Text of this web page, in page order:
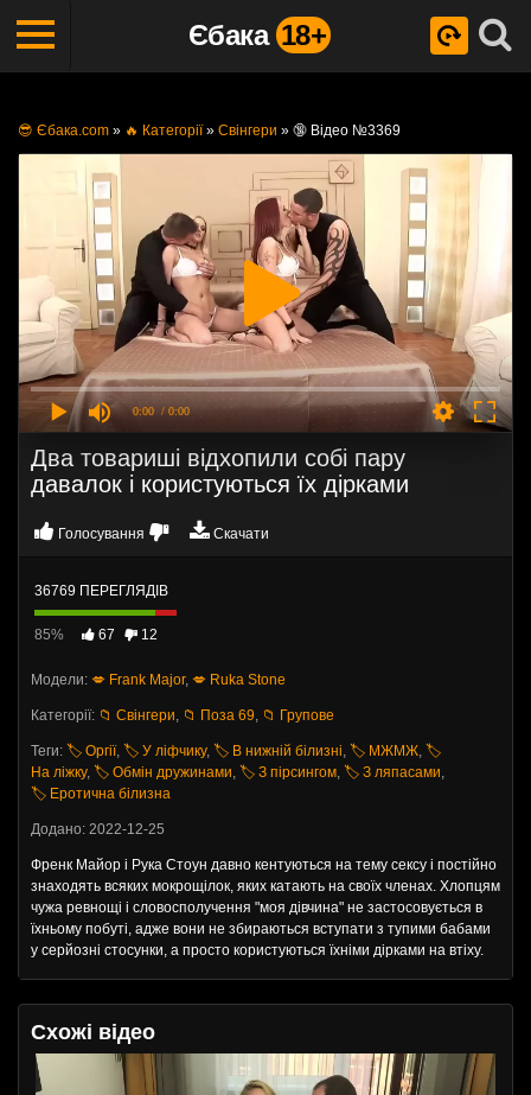
Єбака 18+
😎 Єбака.com » 🔥 Категорії» Свінгери » 🔞 Відео №3369
0:00 / 0:00
Два товариші відхопили собі пару
давалок і користуються їх дірками
Голосування Скачати
36769 ПЕРЕГЛЯДІВ
85% 67 12
Модели: 💋 Frank Major, 💋 Ruka Stone
Категорії: 📁 Свінгери, 📁 Поза 69, 📁 Групове
Теги: 🏷️ Оргії, 🏷️ У ліфчику, 🏷️ В нижній білизні, 🏷️ МЖМЖ, 🏷️
На ліжку, 🏷️ Обмін дружинами, 🏷️ З пірсингом, 🏷️ З ляпасами,
🏷️ Еротична білизна
Додано: 2022-12-25
Френк Майор і Рука Стоун давно кентуються на тему сексу і постійно
знаходять всяких мокрощілок, яких катають на своїх членах. Хлопцям
чужа ревнощі і словосполучення "моя дівчина" не застосовується в
їхньому побуті, адже вони не збираються вступати з тупими бабами
у серйозні стосунки, а просто користуються їхніми дірками на втіху.
Схожі відео